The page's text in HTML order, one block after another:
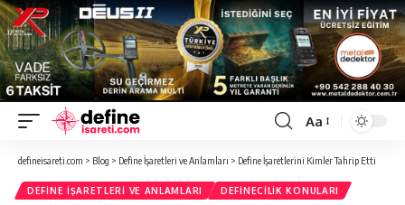
Font
Resizer
Aa
defineisareti.com > Blog > Define İşaretleri ve Anlamları > Define İşaretlerini Kimler Tahrip Etti
DEFINE İŞARETLERI VE ANLAMLARI DEFINECILIK KONULARI